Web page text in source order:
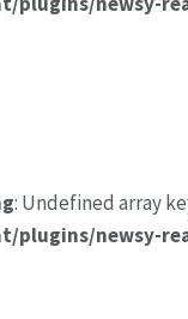
: Undefined array
plugins/newsy-